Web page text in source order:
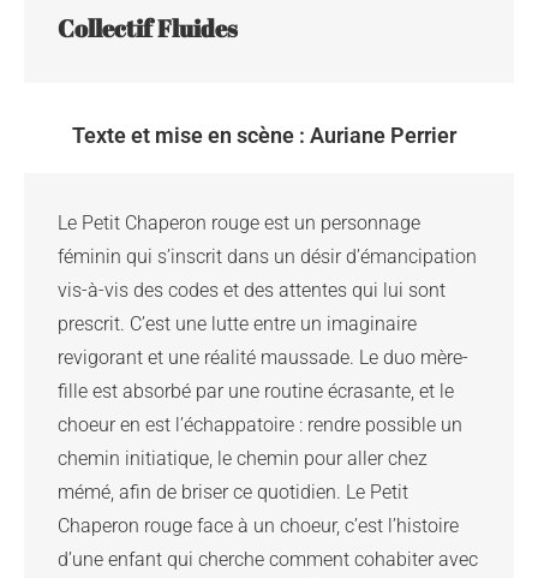
Collectif Fluides
Texte et mise en scène : Auriane Perrier
Le Petit Chaperon rouge est un personnage
féminin qui s’inscrit dans un désir d’émancipation
vis-à-vis des codes et des attentes qui lui sont
prescrit. C’est une lutte entre un imaginaire
revigorant et une réalité maussade. Le duo mère-
fille est absorbé par une routine écrasante, et le
choeur en est l’échappatoire : rendre possible un
chemin initiatique, le chemin pour aller chez
mémé, afin de briser ce quotidien. Le Petit
Chaperon rouge face à un choeur, c’est l’histoire
d’une enfant qui cherche comment cohabiter avec